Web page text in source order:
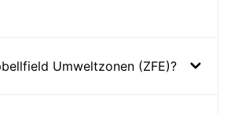
Umweltzonen (ZFE)?